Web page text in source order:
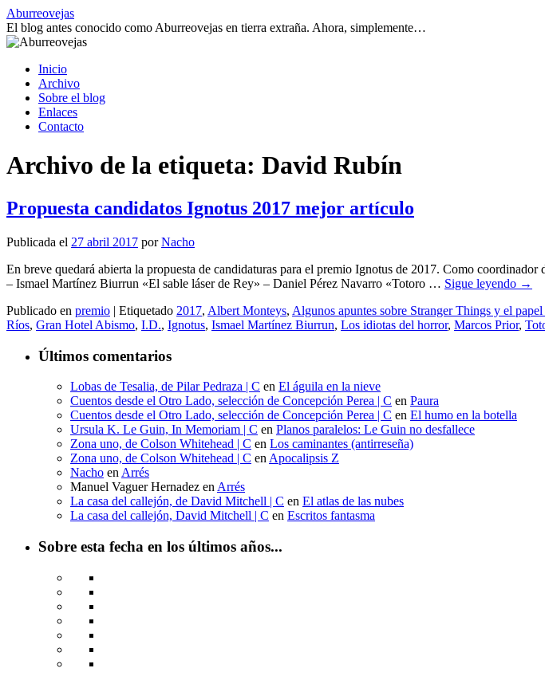
Saltar
al
contenido
Aburreovejas
El blog antes conocido como Aburreovejas en tierra extraña. Ahora, simplemente…
Inicio
Archivo
Sobre el blog
Enlaces
Contacto
Archivo de la etiqueta: David Rubín
Propuesta candidatos Ignotus 2017 mejor artículo
Publicada el 27 abril 2017 por Nacho
En breve quedará abierta la propuesta de candidaturas para el premio Ignotus de 2017. Como
– Ismael Martínez Biurrun «El sable láser de Rey» – Daniel Pérez Navarro «Totoro … Sigue leyendo →
Publicado en premio | Etiquetado 2017, Albert Monteys, Algunos apuntes sobre Stranger Things y el
Ríos, Gran Hotel Abismo, I.D., Ignotus, Ismael Martínez Biurrun, Los idiotas del horror, Marcos Prior,
Últimos comentarios
Lobas de Tesalia, de Pilar Pedraza | C en El águila en la nieve
Cuentos desde el Otro Lado, selección de Concepción Perea | C en Paura
Cuentos desde el Otro Lado, selección de Concepción Perea | C en El humo en la botella
Ursula K. Le Guin, In Memoriam | C en Planos paralelos: Le Guin no desfallece
Zona uno, de Colson Whitehead | C en Los caminantes (antirreseña)
Zona uno, de Colson Whitehead | C en Apocalipsis Z
Nacho en Arrés
Manuel Vaguer Hernadez en Arrés
La casa del callejón, de David Mitchell | C en El atlas de las nubes
La casa del callejón, David Mitchell | C en Escritos fantasma
Sobre esta fecha en los últimos años...